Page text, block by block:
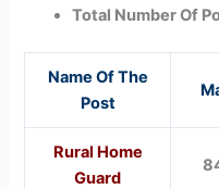
Total Number Of
Name Of The
Post
Rural Home
Guard